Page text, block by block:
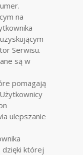
na
Serwisu.
są w
pomagają
ulepszanie
dzięki której